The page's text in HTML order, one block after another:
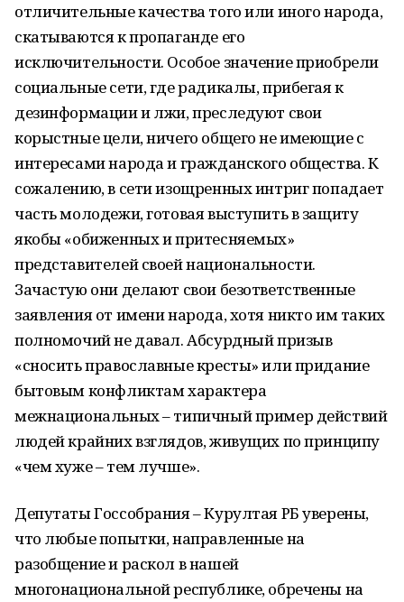
отличительные качества того или иного народа,
скатываются к пропаганде его
исключительности. Особое значение приобрели
социальные сети, где радикалы, прибегая к
дезинформации и лжи, преследуют свои
корыстные цели, ничего общего не имеющие с
интересами народа и гражданского общества. К
сожалению, в сети изощренных интриг попадает
часть молодежи, готовая выступить в защиту
якобы «обиженных и притесняемых»
представителей своей национальности.
Зачастую они делают свои безответственные
заявления от имени народа, хотя никто им таких
полномочий не давал. Абсурдный призыв
«сносить православные кресты» или придание
бытовым конфликтам характера
межнациональных – типичный пример действий
людей крайних взглядов, живущих по принципу
«чем хуже – тем лучше».
Депутаты Госсобрания – Курултая РБ уверены,
что любые попытки, направленные на
разобщение и раскол в нашей
многонациональной республике, обречены на